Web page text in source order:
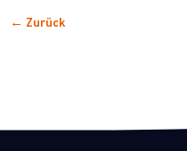
← Zurück